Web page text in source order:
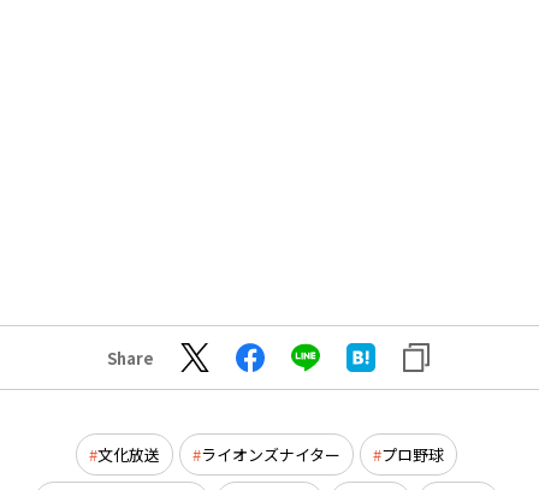
Share
文化放送 ライオンズナイター プロ野球